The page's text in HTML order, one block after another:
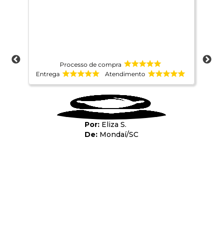
Processo de compra
Entrega
Atendimento
Eliza S.
Mondaí/SC